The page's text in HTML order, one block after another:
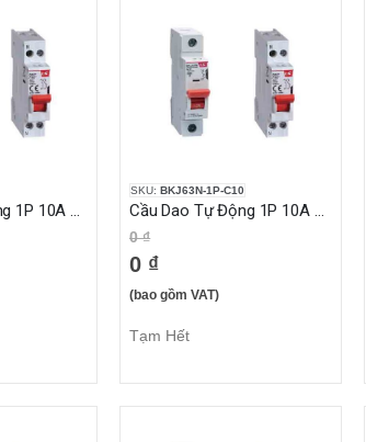
Cầu Dao Tự Động 1P 10A 10KA
SKU: BKJ63N-1P-C10
Cầu Dao Tự Động 1P 10A 6KA
0 ₫
0 ₫
(bao gồm VAT)
Tạm Hết